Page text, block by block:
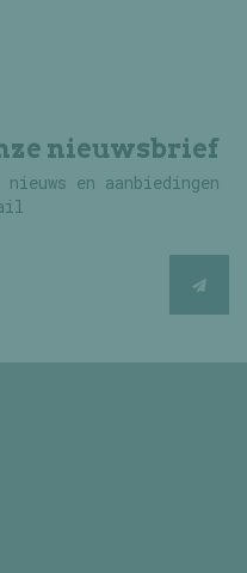
nieuwsbrief
en aanbiedingen